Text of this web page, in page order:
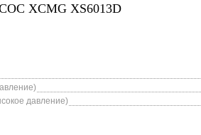
XCMG XS6013D
давление)